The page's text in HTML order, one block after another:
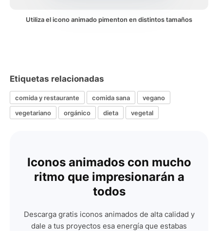
Utiliza el icono animado pimenton en distintos tamaños
Etiquetas relacionadas
comida y restaurante comida sana
vegano
vegetariano
orgánico dieta vegetal
Iconos animados con mucho
ritmo que impresionarán a
todos
Descarga gratis iconos animados de alta calidad y
dale a tus proyectos esa energía que estabas